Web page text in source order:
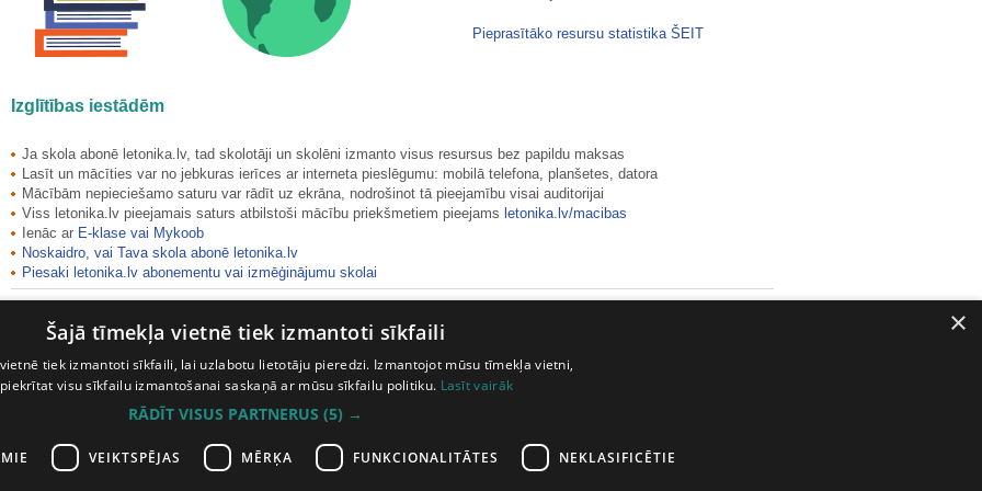
Pieprasītāko resursu statistika ŠEIT
Izglītības iestādēm
Ja skola abonē letonika.lv, tad skolotāji un skolēni izmanto visus resursus bez papildu maksas
Lasīt un mācīties var no jebkuras ierīces ar interneta pieslēgumu: mobilā telefona, planšetes, datora
Mācībām nepieciešamo saturu var rādīt uz ekrāna, nodrošinot tā pieejamību visai auditorijai
Viss letonika.lv pieejamais saturs atbilstoši mācību priekšmetiem pieejams letonika.lv/macibas
Ienāc ar E-klase vai Mykoob
Noskaidro, vai Tava skola abonē letonika.lv
Piesaki letonika.lv abonementu vai izmēģinājumu skolai
Esi Latvijas Universitātes students vai mācību spēks?
Pieslēdzies caur LUIS vai jautā padomu:info-bibl@lu.lv │ 28623551
Abonēšanas iespējas
Izglītības iestādēm
Juridiskajām personām
×
Šajā tīmekļa vietnē tiek izmantoti sīkfaili
tiek izmantoti sīkfaili, lai uzlabotu lietotāju pieredzi. Izmantojot mūsu tīmekļa vietni,
visu sīkfailu izmantošanai saskaņā ar mūsu sīkfailu politiku. Lasīt vairāk
RĀDĪT VISUS PARTNERUS (5) →
VEIKTSPĒJAS MĒRĶA FUNKCIONALITĀTES NEKLASIFICĒTIE